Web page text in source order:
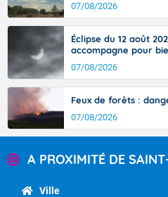
07/08/2026
Éclipse du 12 août
accompagne pour
07/08/2026
Feux de forêts :
07/08/2026
A PROXIMITÉ DE
Ville